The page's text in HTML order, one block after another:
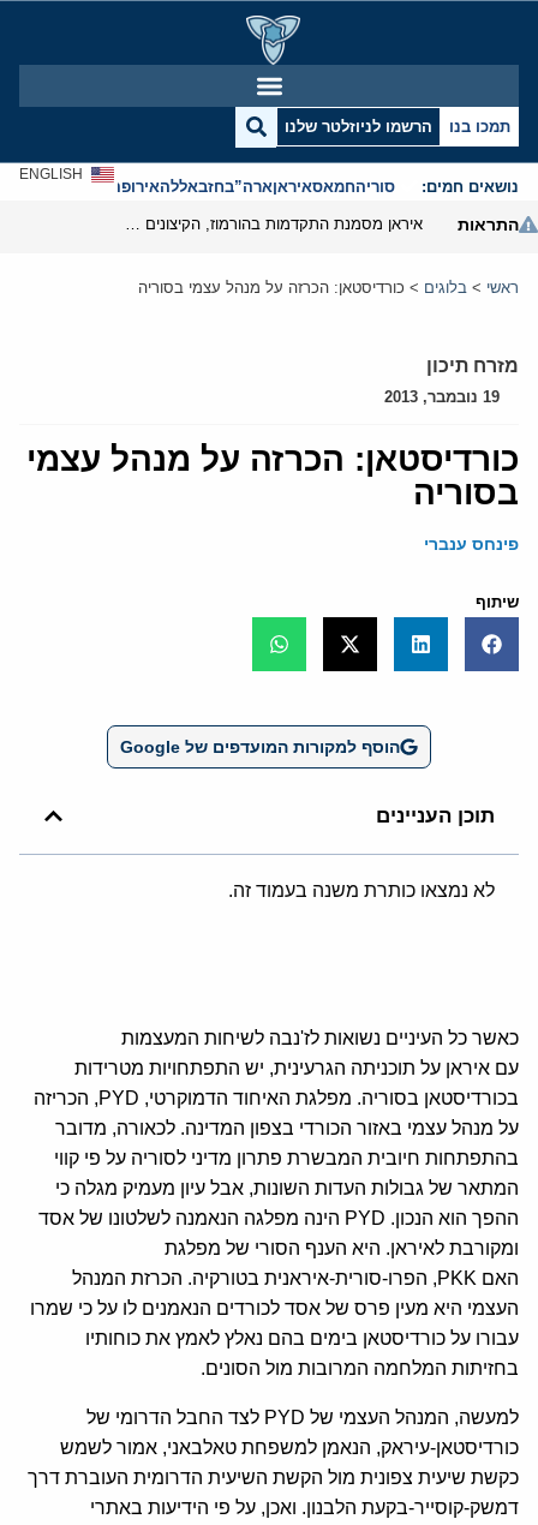
תמכו בנו הרשמו לניוזלטר שלנו
נושאים חמים: סוריהחמאסאיראןארה”בחזבאללהאירופהאנטישמיות
ENGLISH
התראות
ראשי > בלוגים > כורדיסטאן: הכרזה על מנהל עצמי בסוריה
מזרח תיכון
19 נובמבר, 2013
כורדיסטאן: הכרזה על מנהל עצמי
בסוריה
פינחס ענברי
שיתוף
הוסף למקורות המועדפים של Google
תוכן העניינים
לא נמצאו כותרת משנה בעמוד זה.
כאשר כל העיניים נשואות לז'נבה לשיחות המעצמות
עם איראן על תוכניתה הגרעינית, יש התפתחויות מטרידות
בכורדיסטאן בסוריה. מפלגת האיחוד הדמוקרטי, PYD, הכריזה
על מנהל עצמי באזור הכורדי בצפון המדינה. לכאורה, מדובר
בהתפתחות חיובית המבשרת פתרון מדיני לסוריה על פי קווי
המתאר של גבולות העדות השונות, אבל עיון מעמיק מגלה כי
ההפך הוא הנכון. PYD הינה מפלגה הנאמנה לשלטונו של אסד
ומקורבת לאיראן. היא הענף הסורי של מפלגת
האם PKK, הפרו-סורית-איראנית בטורקיה. הכרזת המנהל
העצמי היא מעין פרס של אסד לכורדים הנאמנים לו על כי שמרו
עבורו על כורדיסטאן בימים בהם נאלץ לאמץ את כוחותיו
בחזיתות המלחמה המרובות מול הסונים.
למעשה, המנהל העצמי של PYD לצד החבל הדרומי של
כורדיסטאן-עיראק, הנאמן למשפחת טאלבאני, אמור לשמש
כקשת שיעית צפונית מול הקשת השיעית הדרומית העוברת דרך
דמשק-קוסייר-בקעת הלבנון. ואכן, על פי הידיעות באתרי